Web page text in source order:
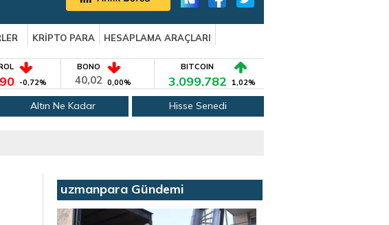
KRİPTO PARA
HESAPLAMA ARAÇLARI
-0,72%
BONO
40,02 0,00%
BITCOIN
3.099.782 1,02%
Altın Ne Kadar Hisse Senedi
uzmanpara Gündemi